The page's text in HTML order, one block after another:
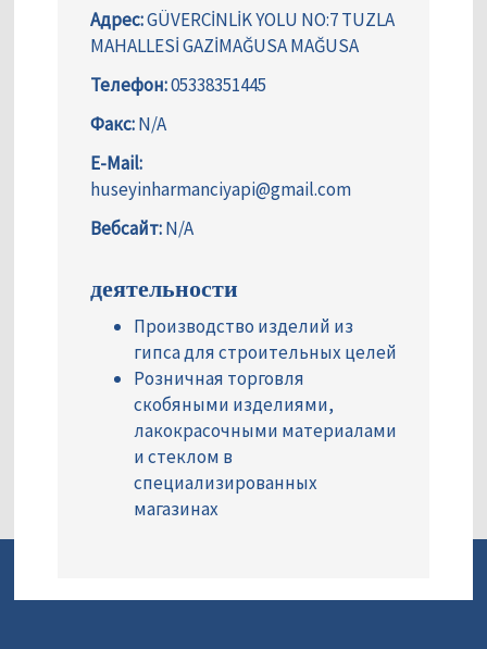
Адрес:GÜVERCİNLİK YOLU NO:7 TUZLA
MAHALLESİ GAZİMAĞUSA MAĞUSA
Телефон:05338351445
Факс:N/A
E-Mail:
huseyinharmanciyapi@gmail.com
Вебсайт:N/A
деятельности
Производство изделий из
гипса для строительных целей
Розничная торговля
скобяными изделиями,
лакокрасочными материалами
и стеклом в
специализированных
магазинах